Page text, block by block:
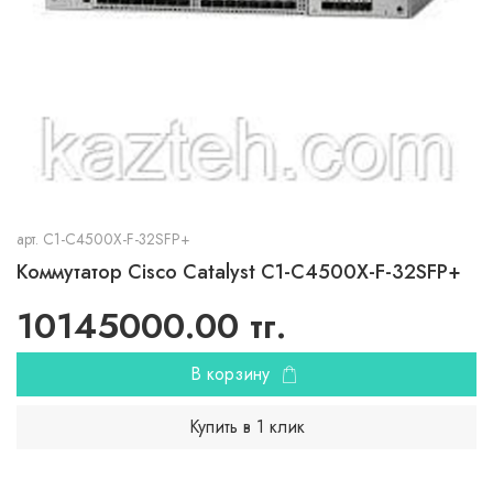
арт. C1-C4500X-F-32SFP+
Коммутатор Cisco Catalyst C1-C4500X-F-32SFP+
10145000.00 тг.
В корзину
Купить в 1 клик